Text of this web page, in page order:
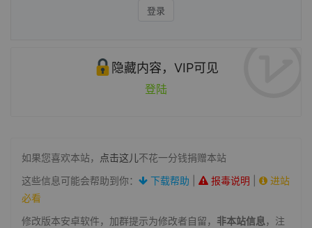
登录
隐藏内容，VIP可见
登陆
如果您喜欢本站， 点击这儿不花一分钱捐赠本站
这些信息可能会帮助到你：
下载帮助 报毒说明
进站
必看
修改版本安卓软件，加群提示为修改者自留， 非本站信息，注